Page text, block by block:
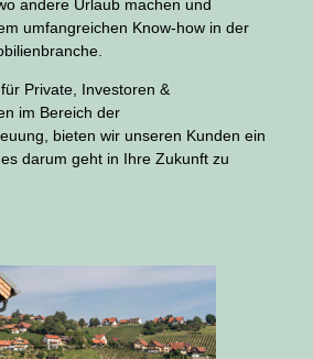
andere Urlaub machen und
umfangreichen Know-how in der
Private, Investoren &
im Bereich der
bieten wir unseren Kunden ein
darum geht in Ihre Zukunft zu